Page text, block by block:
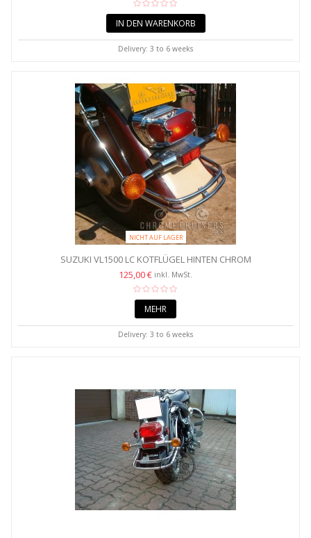
IN DEN WARENKORB
Delivery: 3 to 6 weeks
NICHT AUF LAGER
SUZUKI VL1500 LC KOTFLÜGEL HINTEN CHROM
125,00 € inkl. MwSt.
MEHR
Delivery: 3 to 6 weeks